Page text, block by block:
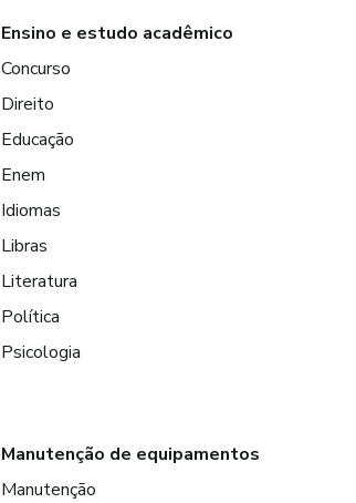
Ensino e estudo acadêmico
Concurso
Direito
Educação
Enem
Idiomas
Libras
Literatura
Política
Psicologia
Manutenção de equipamentos
Manutenção